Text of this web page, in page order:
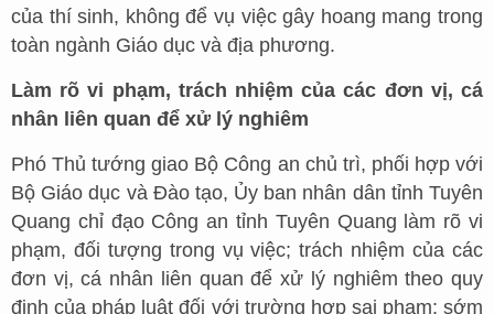
của thí sinh, không để vụ việc gây hoang mang trong
toàn ngành Giáo dục và địa phương.
Làm rõ vi phạm, trách nhiệm của các đơn vị, cá
nhân liên quan để xử lý nghiêm
Phó Thủ tướng giao Bộ Công an chủ trì, phối hợp với
Bộ Giáo dục và Đào tạo, Ủy ban nhân dân tỉnh Tuyên
Quang chỉ đạo Công an tỉnh Tuyên Quang làm rõ vi
phạm, đối tượng trong vụ việc; trách nhiệm của các
đơn vị, cá nhân liên quan để xử lý nghiêm theo quy
định của pháp luật đối với trường hợp sai phạm; sớm